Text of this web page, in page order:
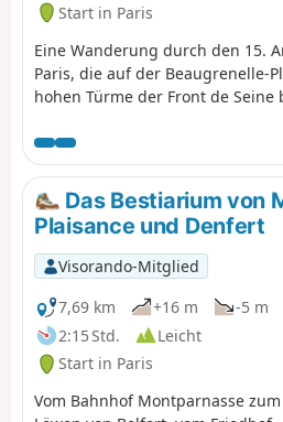
Start in Paris
Eine Wanderung durch den 15.
Paris, die auf der Beaugrenelle-
hohen Türme der Front de
durch die Straßen und
Arrondissements. Anschließend
in der Straße, in der er gewohnt
großen Park, der seinen Namen
Wanderung endet entlang der
Eisenbahnstrecke Petite Ceinture.
Das Bestiarium von
Plaisance und Denfert
Visorando-Mitglied
7,69 km
+16 m
-5 m
2:15 Std.
Leicht
Start in Paris
Vom Bahnhof Montparnasse zum